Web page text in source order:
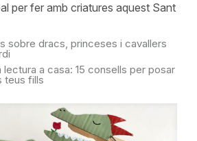
per fer amb criatures aquest Sant
sobre dracs, princeses i cavallers
lectura a casa: 15 consells per posar
teus fills